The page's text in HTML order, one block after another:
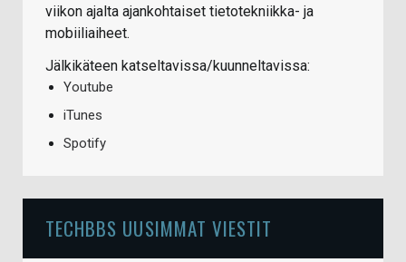
viikon ajalta ajankohtaiset tietotekniikka- ja
mobiiliaiheet.
Jälkikäteen katseltavissa/kuunneltavissa:
Youtube
iTunes
Spotify
TECHBBS UUSIMMAT VIESTIT